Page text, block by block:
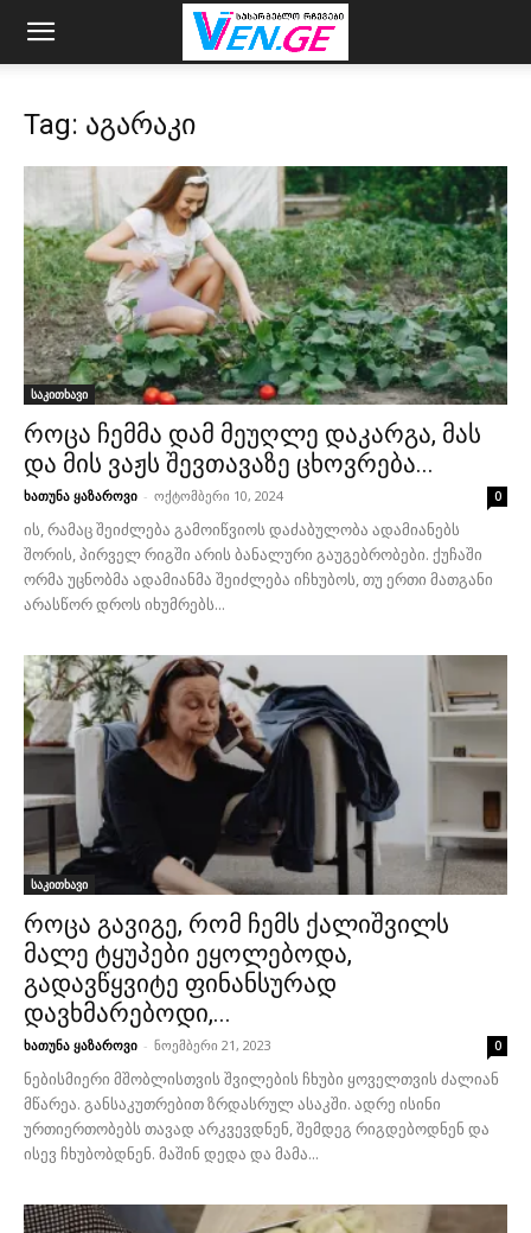
Tag: აგარაკი
საკითხავი
როცა ჩემმა დამ მეუღლე დაკარგა, მას
და მის ვაჟს შევთავაზე ცხოვრება...
ხათუნა ყაზაროვი - ოქტომბერი 10, 2024 0
ის, რამაც შეიძლება გამოიწვიოს დაძაბულობა ადამიანებს
შორის, პირველ რიგში არის ბანალური გაუგებრობები. ქუჩაში
ორმა უცნობმა ადამიანმა შეიძლება იჩხუბოს, თუ ერთი მათგანი
არასწორ დროს იხუმრებს...
საკითხავი
როცა გავიგე, რომ ჩემს ქალიშვილს
მალე ტყუპები ეყოლებოდა,
გადავწყვიტე ფინანსურად
დავხმარებოდი,...
ხათუნა ყაზაროვი - ნოემბერი 21, 2023 0
ნებისმიერი მშობლისთვის შვილების ჩხუბი ყოველთვის ძალიან
მწარეა. განსაკუთრებით ზრდასრულ ასაკში. ადრე ისინი
ურთიერთობებს თავად არკვევდნენ, შემდეგ რიგდებოდნენ და
ისევ ჩხუბობდნენ. მაშინ დედა და მამა...